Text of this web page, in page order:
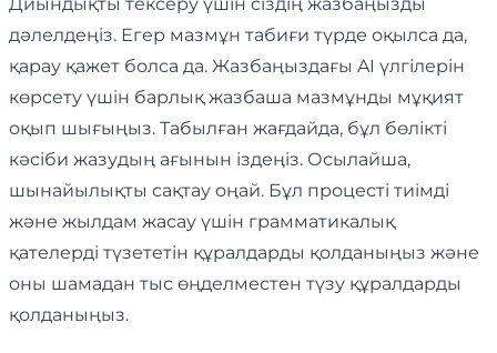
дәлелдеңіз. Егер мазмұн табиғи түрде оқылса да,
қарау қажет болса да. Жазбаңыздағы AI үлгілерін
көрсету үшін барлық жазбаша мазмұнды мұқият
оқып шығыңыз. Табылған жағдайда, бұл бөлікті
кәсіби жазудың ағынын іздеңіз. Осылайша,
шынайылықты сақтау оңай. Бұл процесті тиімді
және жылдам жасау үшін грамматикалық
қателерді түзететін құралдарды қолданыңыз және
оны шамадан тыс өңделместен түзу құралдарды
қолданыңыз.